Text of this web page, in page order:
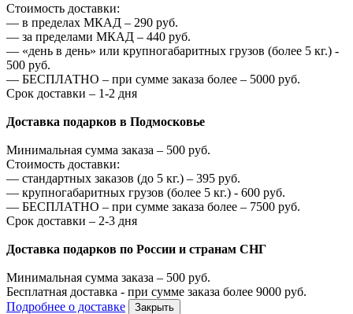
Стоимость доставки:
— в пределах МКАД – 290 руб.
— за пределами МКАД – 440 руб.
— «день в день» или крупногабаритных грузов (более 5 кг.) -
500 руб.
— БЕСПЛАТНО – при сумме заказа более – 5000 руб.
Срок доставки – 1-2 дня
Доставка подарков в Подмосковье
Минимальная сумма заказа – 500 руб.
Стоимость доставки:
— стандартных заказов (до 5 кг.) – 395 руб.
— крупногабаритных грузов (более 5 кг.) - 600 руб.
— БЕСПЛАТНО – при сумме заказа более – 7500 руб.
Срок доставки – 2-3 дня
Доставка подарков по России и странам СНГ
Минимальная сумма заказа – 500 руб.
Бесплатная доставка - при сумме заказа более 9000 руб.
Подробнее о доставке
Закрыть